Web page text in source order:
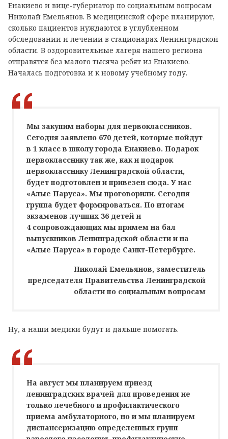
Енакиево и вице-губернатор по социальным вопросам
Николай Емельянов. В медицинской сфере планируют,
сколько пациентов нуждаются в углубленном
обследовании и лечении в стационарах Ленинградской
области. В оздоровительные лагеря нашего региона
отправятся без малого тысяча ребят из Енакиево.
Началась подготовка и к новому учебному году.
Мы закупим наборы для первоклассников.
Сегодня заявлено 670 детей, которые пойдут
в 1 класс в школу города Енакиево. Подарок
первокласснику так же, как и подарок
первокласснику Ленинградской области,
будет подготовлен и привезен сюда. У нас
«Алые Паруса». Мы проговорили. Сегодня
группа будет формироваться. По итогам
экзаменов лучших 36 детей и
4 сопровождающих мы примем на бал
выпускников Ленинградской области и на
«Алые Паруса» в городе Санкт-Петербурге.
Николай Емельянов, заместитель
председателя Правительства Ленинградской
области по социальным вопросам
Ну, а наши медики будут и дальше помогать.
На август мы планируем приезд
ленинградских врачей для проведения не
только лечебного и профилактического
приема амбулаторного, но и мы планируем
диспансеризацию определенных групп